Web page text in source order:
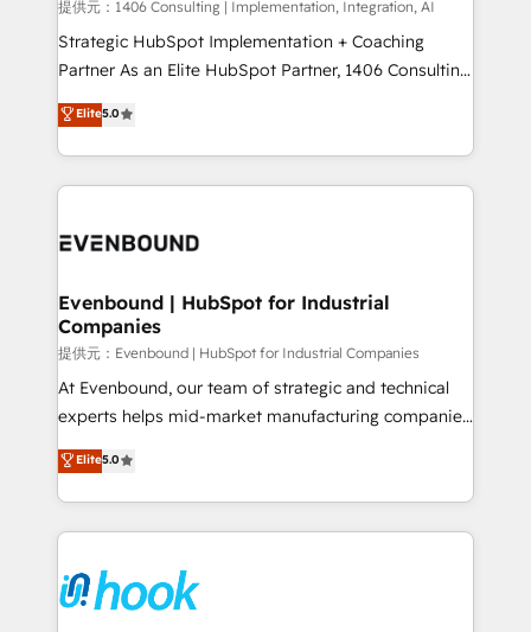
Group, a group of specialized and complementary
companies that divide their offer into 4
Competence Centers: Smart Manufacturing,
The synergies generated by these integrations,
together with the combination of talents, skills,
to accompany companies on their digital
提供元：1406 Consulting | Implementation, Integration, AI
Strategic HubSpot Implementation + Coaching
Partner As an Elite HubSpot Partner, 1406 Consulting
helps mid-market revenue teams transform how
they sell, market, and serve. We don't just build your
HubSpot—we teach your team to own it, then stay
to help you keep winning. What We Do ⚙️ CRM
Data & Content 📈 Sales & Marketing Alignment +
Agent Creation 🔄 Custom Integrations & Data
Migration Why 1406 We become part of your team.
Your team learns while we build. We fix what others
broke. Built for mid-market reality—practical
solutions that work with your actual headcount and
HubSpot partners 🔄 Top 5% globally in client
retention 📅 8+ years of consistent results since 2017
move beyond spreadsheets into unified systems
that drive real business results.
Elite5.0
Evenbound | HubSpot for Industrial
Companies
提供元：Evenbound | HubSpot for Industrial Companies
At Evenbound, our team of strategic and technical
experts helps mid-market manufacturing companies
achieve real growth. We specialize in delivering
tailored solutions that drive results by leveraging
HubSpot’s platform and data to fuel success.
Technical Solutions: - HubSpot Technical Consulting -
Onboarding - Data Migration & Integrations -
Technical Audit & Optimization Strategic Solutions: -
Elite5.0